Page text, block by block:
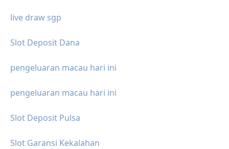
live draw sgp
Slot Deposit Dana
pengeluaran macau hari ini
pengeluaran macau hari ini
Slot Deposit Pulsa
Slot Garansi Kekalahan